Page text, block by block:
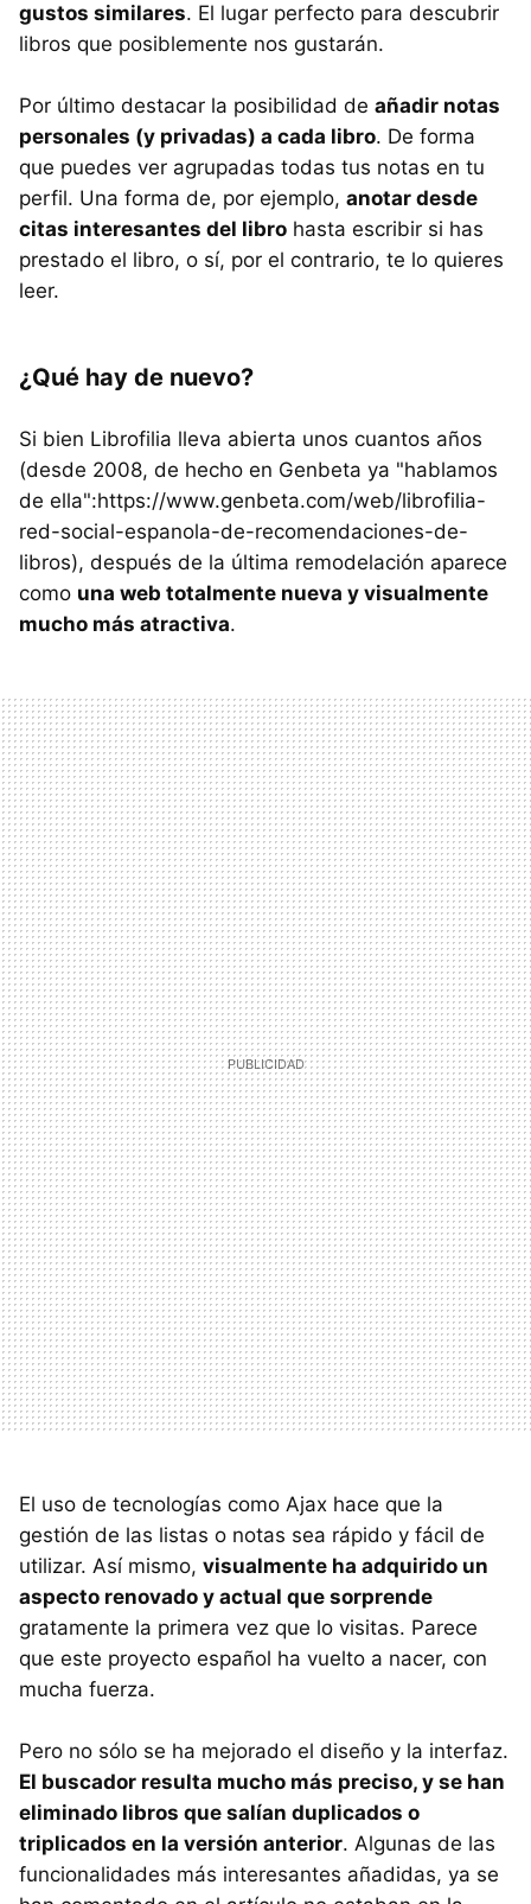
gustos similares. El lugar perfecto para descubrir
libros que posiblemente nos gustarán.
Por último destacar la posibilidad de añadir notas
personales (y privadas) a cada libro. De forma
que puedes ver agrupadas todas tus notas en tu
perfil. Una forma de, por ejemplo, anotar desde
citas interesantes del libro hasta escribir si has
prestado el libro, o sí, por el contrario, te lo quieres
leer.
¿Qué hay de nuevo?
Si bien Librofilia lleva abierta unos cuantos años
(desde 2008, de hecho en Genbeta ya "hablamos
de ella":https://www.genbeta.com/web/librofilia-
red-social-espanola-de-recomendaciones-de-
libros), después de la última remodelación aparece
como una web totalmente nueva y visualmente
mucho más atractiva.
El uso de tecnologías como Ajax hace que la
gestión de las listas o notas sea rápido y fácil de
utilizar. Así mismo, visualmente ha adquirido un
aspecto renovado y actual que sorprende
gratamente la primera vez que lo visitas. Parece
que este proyecto español ha vuelto a nacer, con
mucha fuerza.
Pero no sólo se ha mejorado el diseño y la interfaz.
El buscador resulta mucho más preciso, y se han
eliminado libros que salían duplicados o
triplicados en la versión anterior. Algunas de las
funcionalidades más interesantes añadidas, ya se